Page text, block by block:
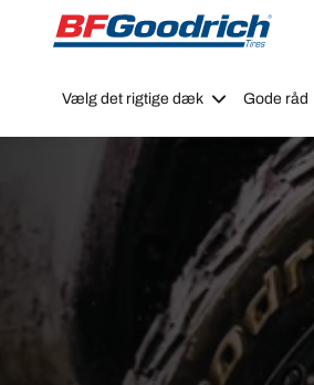
Go to page content Go to page navigation
Vælg det rigtige dæk Gode råd